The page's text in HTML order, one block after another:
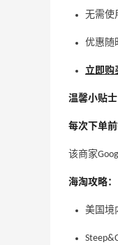
无需使
优惠随
立即购
温馨小贴士
每次下单
该商家
海淘攻略：
美国境